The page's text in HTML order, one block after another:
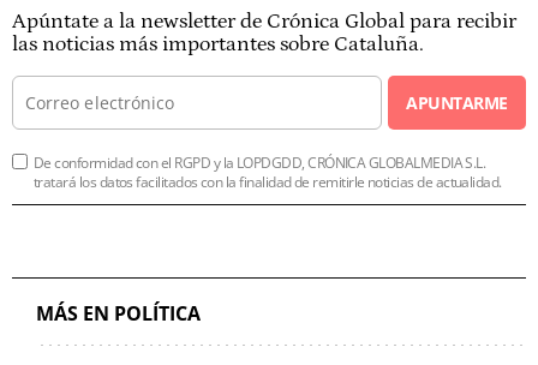
Apúntate a la newsletter de Crónica Global para recibir
las noticias más importantes sobre Cataluña.
APUNTARME
De conformidad con el RGPD y la LOPDGDD, CRÓNICA GLOBALMEDIA S.L.
tratará los datos facilitados con la finalidad de remitirle noticias de actualidad.
MÁS EN POLÍTICA